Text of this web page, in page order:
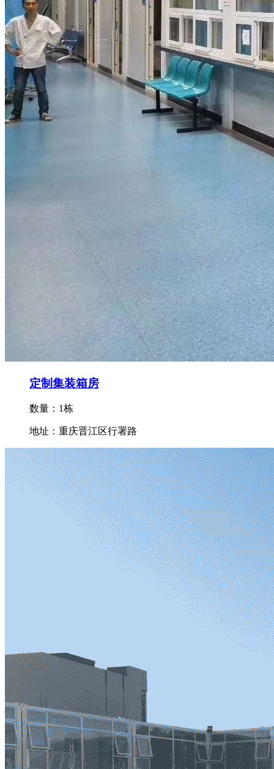
定制集装箱房
数量：1栋
地址：重庆晋江区行署路